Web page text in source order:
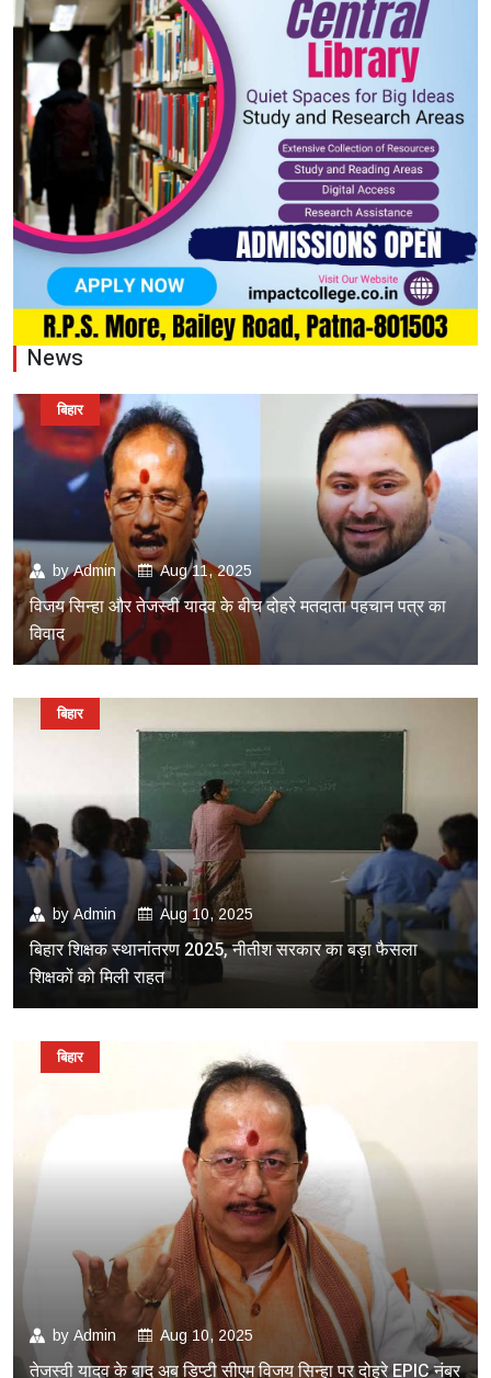
News
byAdmin Aug 11, 2025
विजय सिन्हा और तेजस्वी यादव के बीच दोहरे मतदाता पहचान पत्र का
विवाद
बिहार
byAdmin Aug 10, 2025
बिहार शिक्षक स्थानांतरण 2025, नीतीश सरकार का बड़ा फैसला
शिक्षकों को मिली राहत
बिहार
by Admin Aug 10, 2025
तेजस्वी यादव के बाद अब डिप्टी सीएम विजय सिन्हा पर दोहरे EPIC नंबर
बिहार